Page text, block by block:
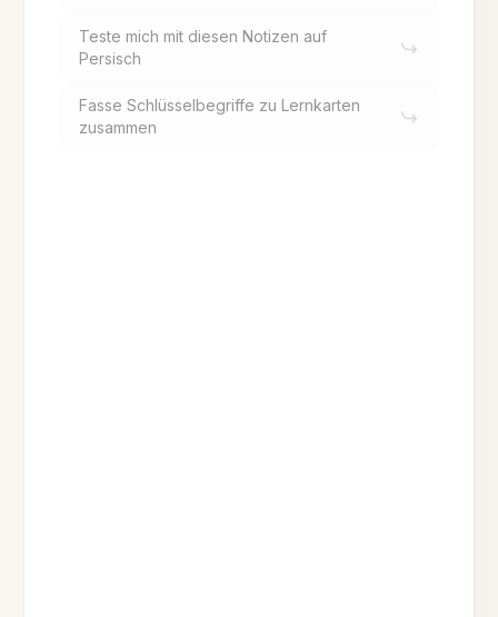
Teste mich mit diesen Notizen auf
Persisch
Fasse Schlüsselbegriffe zu Lernkarten
zusammen